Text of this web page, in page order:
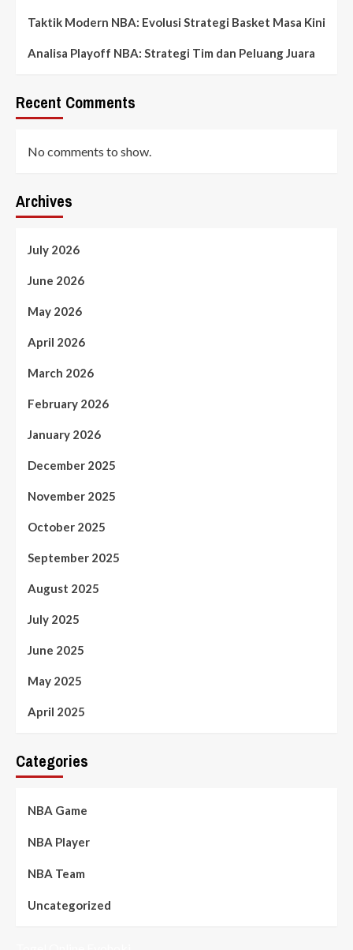
Taktik Modern NBA: Evolusi Strategi Basket Masa Kini
Analisa Playoff NBA: Strategi Tim dan Peluang Juara
Recent Comments
No comments to show.
Archives
July 2026
June 2026
May 2026
April 2026
March 2026
February 2026
January 2026
December 2025
November 2025
October 2025
September 2025
August 2025
July 2025
June 2025
May 2025
April 2025
Categories
NBA Game
NBA Player
NBA Team
Uncategorized